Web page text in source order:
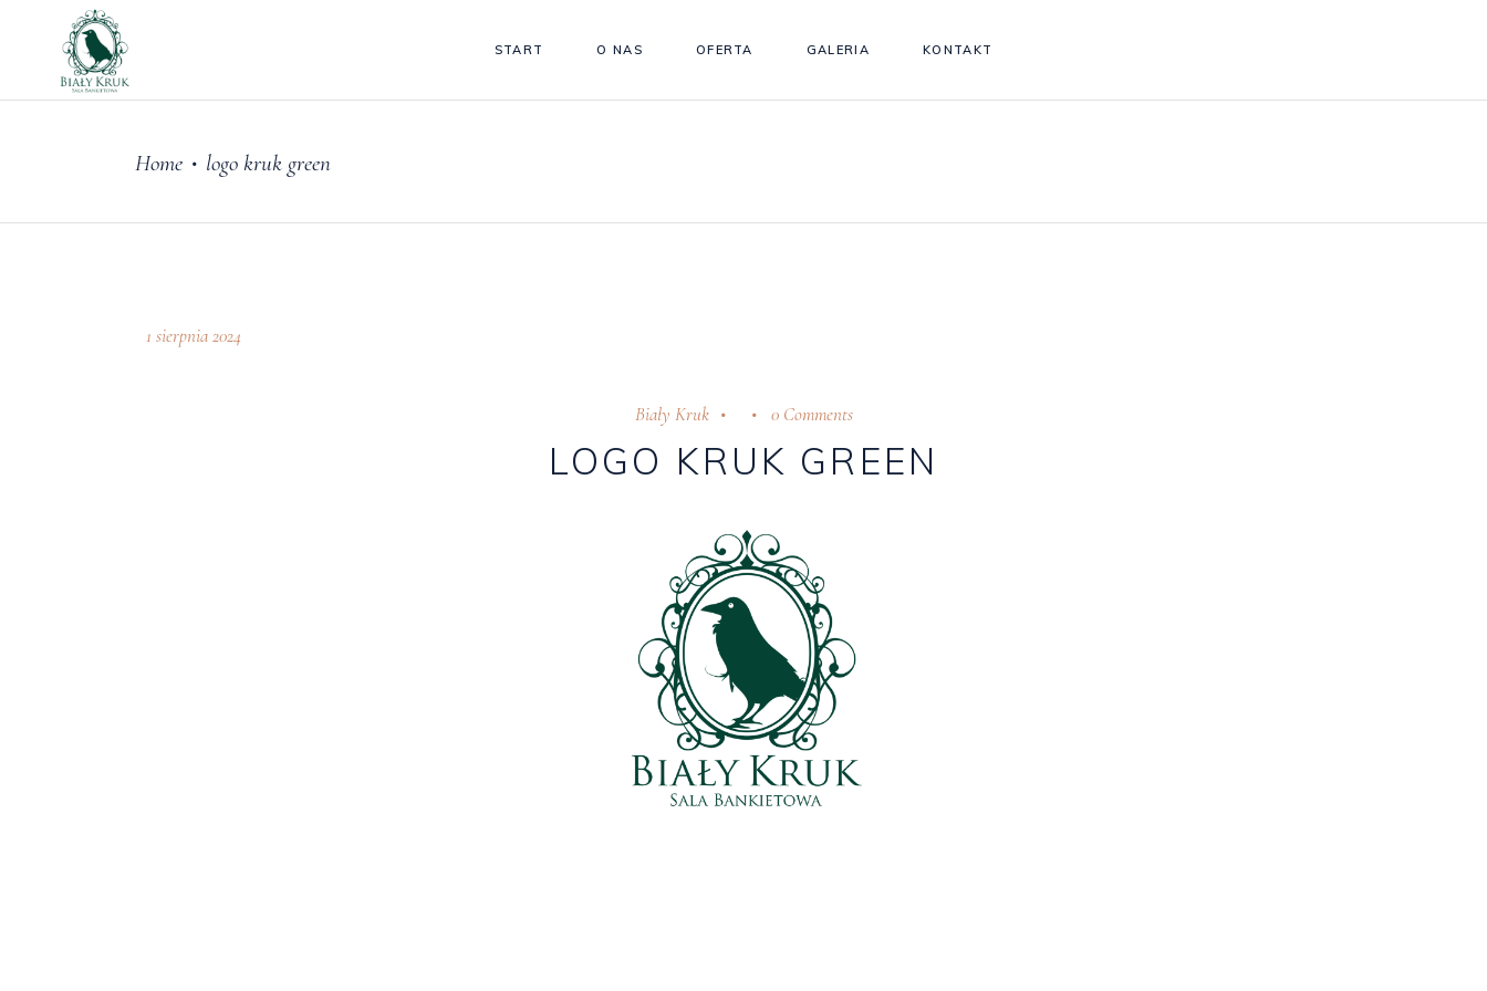
START O NAS OFERTA GALERIA KONTAKT
Home • logo kruk green
1 sierpnia 2024
Biały Kruk 0 Comments
LOGO KRUK GREEN